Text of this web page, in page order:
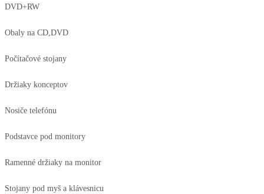
DVD+RW
Obaly na CD,DVD
Počítačové stojany
Držiaky konceptov
Nosiče telefónu
Podstavce pod monitory
Ramenné držiaky na monitor
Stojany pod myš a klávesnicu